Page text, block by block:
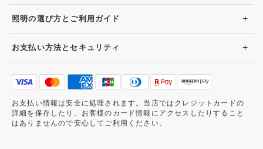
照明の選び方とご利用ガイド +
お支払い方法とセキュリティ +
お支払い情報は安全に処理されます。当店ではクレジットカードの
詳細を保存したり、お客様のカード情報にアクセスしたりすること
はありませんので安心してご利用ください。